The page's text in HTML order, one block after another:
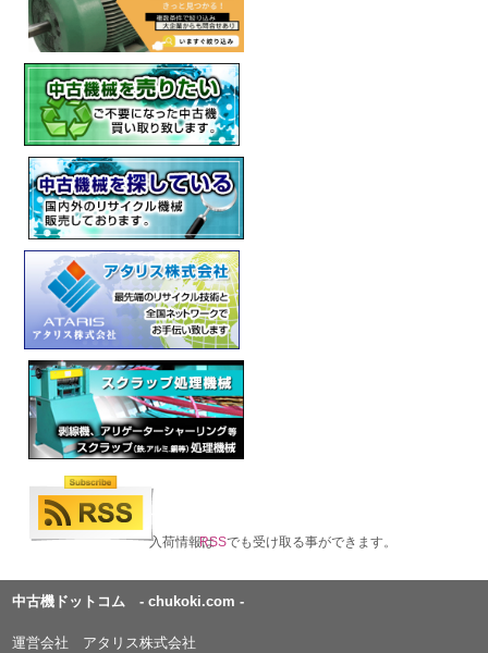
入荷情報はRSSでも受け取る事ができます。
中古機ドットコム - chukoki.com -
運営会社 アタリス株式会社